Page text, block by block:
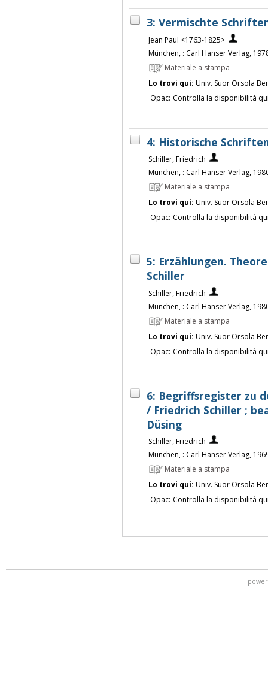
3: Vermischte
Jean Paul <1763-1825>
München, : Carl Hanser Verlag,
Materiale a stampa
Lo trovi qui: Univ. Suor Orsola
Opac: Controlla la disponibilità
4: Historische
Schiller, Friedrich
München, : Carl Hanser Verlag,
Materiale a stampa
Lo trovi qui: Univ. Suor Orsola
Opac: Controlla la disponibilità
5: Erzählungen.
Schiller
Schiller, Friedrich
München, : Carl Hanser Verlag,
Materiale a stampa
Lo trovi qui: Univ. Suor Orsola
Opac: Controlla la disponibilità
6: Begriffsregister zu
/ Friedrich Schiller ;
Düsing
Schiller, Friedrich
München, : Carl Hanser Verlag,
Materiale a stampa
Lo trovi qui: Univ. Suor Orsola
Opac: Controlla la disponibilità